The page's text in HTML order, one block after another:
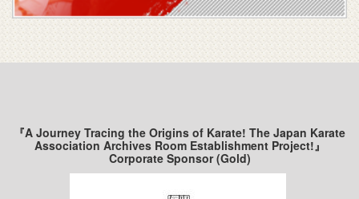
『A Journey Tracing the Origins of Karate! The Japan Karate
Association Archives Room Establishment Project!』
Corporate Sponsor (Gold)